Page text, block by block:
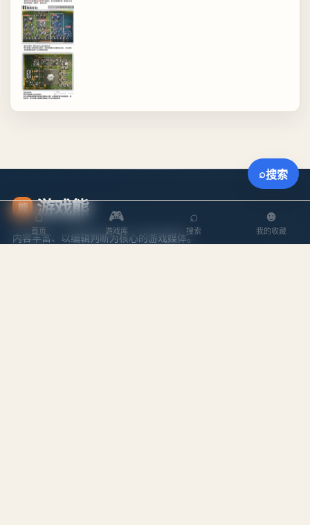
熊 游戏熊
内容丰富、以编辑判断为核心的游戏媒体。
⌂
首页
🎮
游戏库
⌕
搜索
☻
我的收藏
⌕搜索